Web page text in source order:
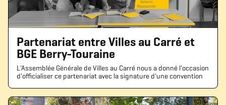
Partenariat entre Villes au Carré et
BGE Berry-Touraine
L'Assemblée Générale de Villes au Carré nous a donné l'occasion
d'officialiser ce partenariat avec la signature d'une convention